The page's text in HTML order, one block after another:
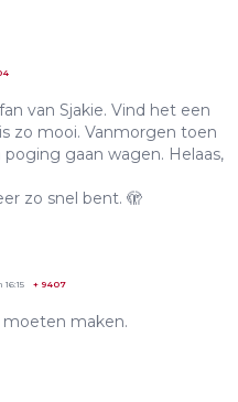
van Sjakie. Vind het een
zo mooi. Vanmorgen toen
gaan wagen. Helaas,
zo snel bent. 🫣
+ 9407
maken.